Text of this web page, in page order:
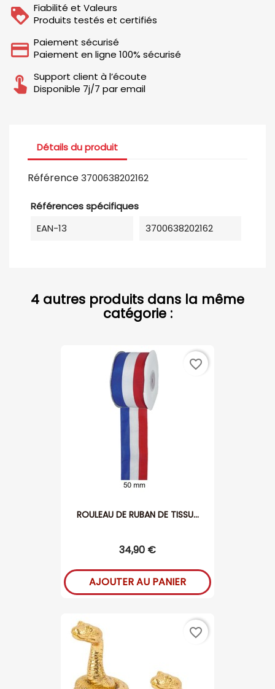
Fiabilité et Valeurs
Produits testés et certifiés
Paiement sécurisé
Paiement en ligne 100% sécurisé
Support client à l’écoute
Disponible 7j/7 par email
Détails du produit
Référence3700638202162
Références spécifiques
EAN-13
3700638202162
4 autres produits dans la même
catégorie :
ROULEAU DE RUBAN DE TISSU...
34,90 €
AJOUTER AU PANIER
favorite_border
favorite_border